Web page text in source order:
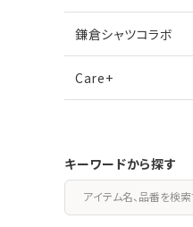
鎌倉シャツコラボ
Care+
キーワードから探す